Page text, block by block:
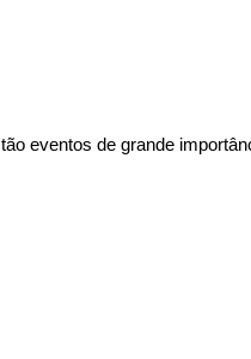
eventos de grande